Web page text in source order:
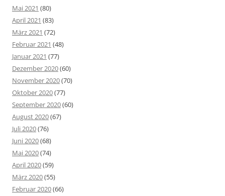
Mai 2021 (80)
April 2021 (83)
März 2021 (72)
Februar 2021 (48)
Januar 2021 (77)
Dezember 2020(60)
November 2020(70)
Oktober 2020(77)
September 2020(60)
August 2020(67)
Juli 2020(76)
Juni 2020(68)
Mai 2020(74)
April 2020(59)
März 2020(55)
Februar 2020(66)